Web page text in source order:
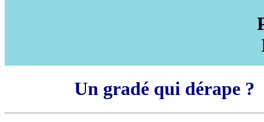
Un gradé qui dérape ?